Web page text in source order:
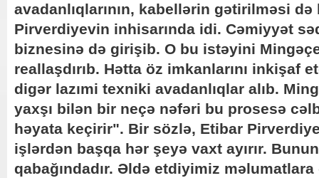
avadanlıqlarının, kabellərin gətirilməsi
Pirverdiyevin inhisarında idi. Cəmiyyət
biznesinə də girişib. O bu istəyini
reallaşdırıb. Hətta öz imkanlarını inkişaf
digər lazımi texniki avadanlıqlar alıb.
yaxşı bilən bir neçə nəfəri bu prosesə
həyata keçirir". Bir sözlə, Etibar
işlərdən başqa hər şeyə vaxt ayırır.
qabağındadır. Əldə etdiyimiz